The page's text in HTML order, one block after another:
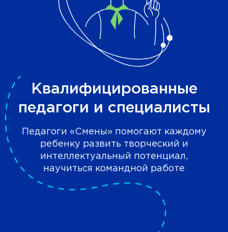
Квалифицированные
педагоги и специалисты
Педагоги «Смены» помогают каждому
ребенку развить творческий и
интеллектуальный потенциал,
научиться командной работе